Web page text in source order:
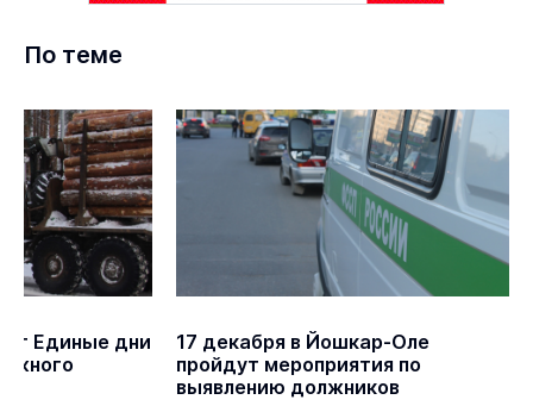
По теме
Единые дни
17 декабря в Йошкар-Оле
пройдут мероприятия по
выявлению должников